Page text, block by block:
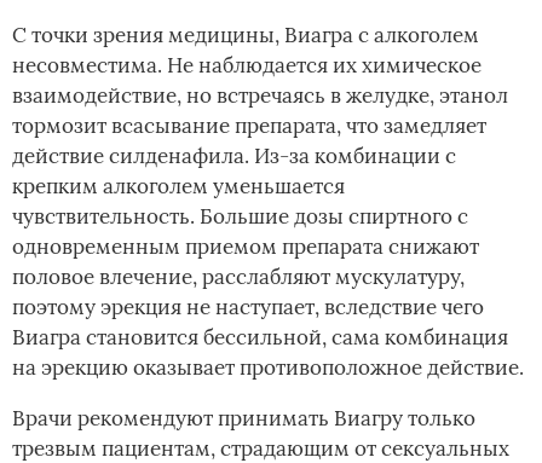
С точки зрения медицины, Виагра с алкоголем
несовместима. Не наблюдается их химическое
взаимодействие, но встречаясь в желудке, этанол
тормозит всасывание препарата, что замедляет
действие силденафила. Из-за комбинации с
крепким алкоголем уменьшается
чувствительность. Большие дозы спиртного с
одновременным приемом препарата снижают
половое влечение, расслабляют мускулатуру,
поэтому эрекция не наступает, вследствие чего
Виагра становится бессильной, сама комбинация
на эрекцию оказывает противоположное действие.
Врачи рекомендуют принимать Виагру только
трезвым пациентам, страдающим от сексуальных